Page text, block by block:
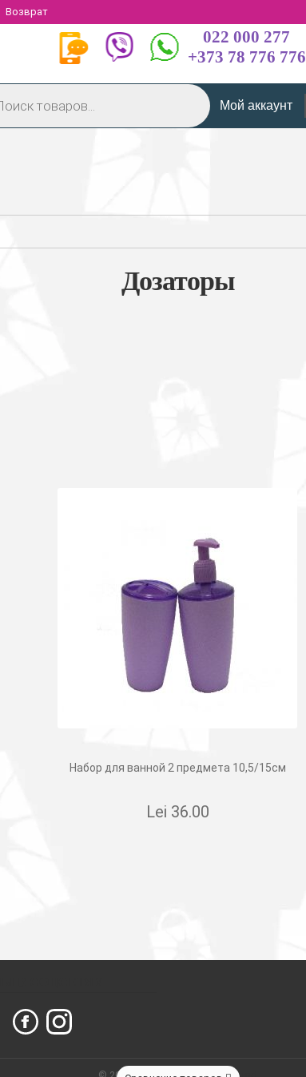
Возврат
022 000 277
+373 78 776 776
Мой аккаунт
Дозаторы
Набор для ванной 2 предмета 10,5/15см
Lei 36.00